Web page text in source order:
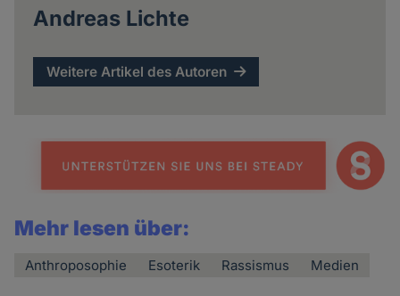
Andreas Lichte
Weitere Artikel des Autoren
Mehr lesen über:
Anthroposophie Esoterik Rassismus Medien